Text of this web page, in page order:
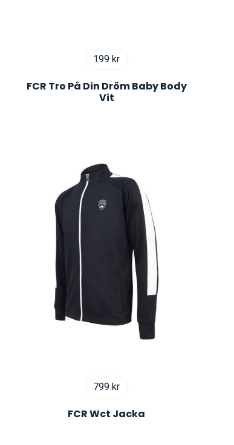
199 kr
FCR Tro På Din Dröm Baby Body
Vit
799 kr
FCR Wct Jacka